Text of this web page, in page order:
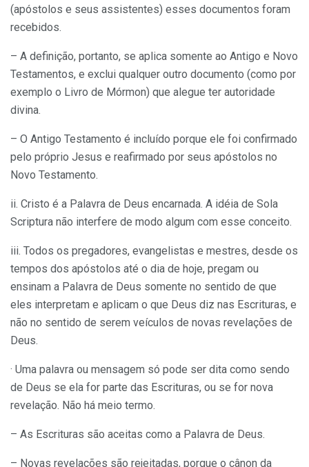
(apóstolos e seus assistentes) esses documentos foram
recebidos.
– A definição, portanto, se aplica somente ao Antigo e Novo
Testamentos, e exclui qualquer outro documento (como por
exemplo o Livro de Mórmon) que alegue ter autoridade
divina.
– O Antigo Testamento é incluído porque ele foi confirmado
pelo próprio Jesus e reafirmado por seus apóstolos no
Novo Testamento.
ii. Cristo é a Palavra de Deus encarnada. A idéia de Sola
Scriptura não interfere de modo algum com esse conceito.
iii. Todos os pregadores, evangelistas e mestres, desde os
tempos dos apóstolos até o dia de hoje, pregam ou
ensinam a Palavra de Deus somente no sentido de que
eles interpretam e aplicam o que Deus diz nas Escrituras, e
não no sentido de serem veículos de novas revelações de
Deus.
· Uma palavra ou mensagem só pode ser dita como sendo
de Deus se ela for parte das Escrituras, ou se for nova
revelação. Não há meio termo.
– As Escrituras são aceitas como a Palavra de Deus.
– Novas revelações são rejeitadas, porque o cânon da